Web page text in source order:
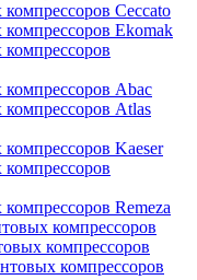
Ceccato
Ekomak
Abac
Atlas
Kaeser
Remeza
компрессоров
компрессоров
компрессоров